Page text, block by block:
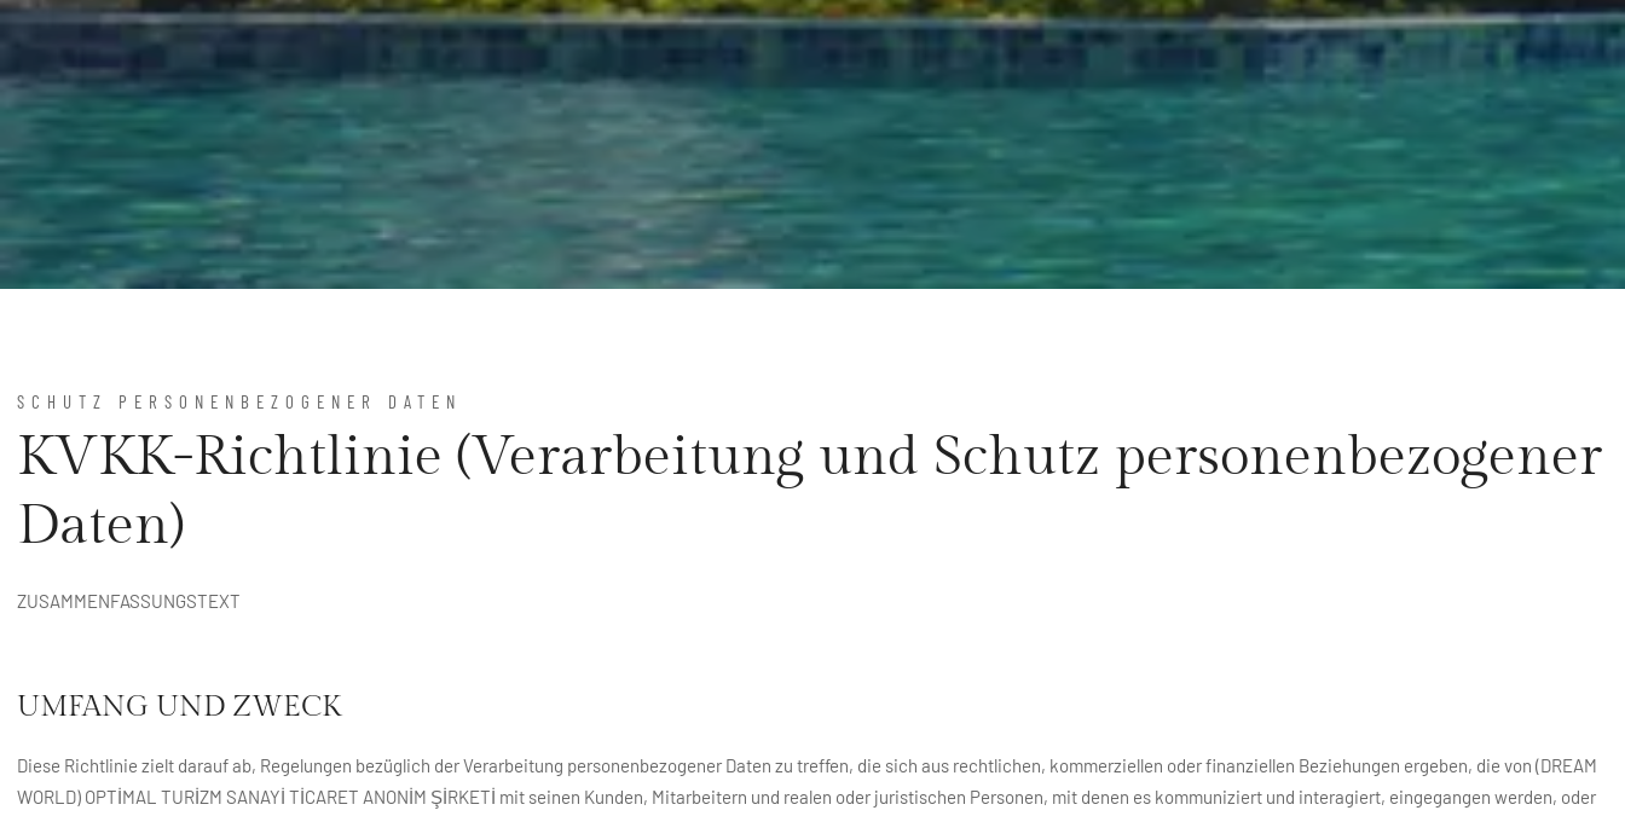
SCHUTZ PERSONENBEZOGENER DATEN
KVKK-Richtlinie (Verarbeitung und Schutz personenbezogener
Daten)
ZUSAMMENFASSUNGSTEXT
UMFANG UND ZWECK
Diese Richtlinie zielt darauf ab, Regelungen bezüglich der Verarbeitung personenbezogener Daten zu treffen, die sich aus rechtlichen, kommerziellen oder finanziellen Beziehungen ergeben, die von (DREAM
WORLD) OPTİMAL TURİZM SANAYİ TİCARET ANONİM ŞİRKETİ mit seinen Kunden, Mitarbeitern und realen oder juristischen Personen, mit denen es kommuniziert und interagiert, eingegangen werden, oder